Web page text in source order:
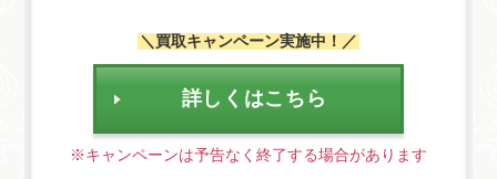
＼買取キャンペーン実施中！／
詳しくはこちら
※キャンペーンは予告なく終了する場合があります